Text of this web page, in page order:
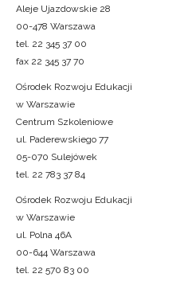
Aleje Ujazdowskie 28
00-478 Warszawa
tel. 22 345 37 00
fax 22 345 37 70
Ośrodek Rozwoju Edukacji
w Warszawie
Centrum Szkoleniowe
ul. Paderewskiego 77
05-070 Sulejówek
tel. 22 783 37 84
Ośrodek Rozwoju Edukacji
w Warszawie
ul. Polna 46A
00-644 Warszawa
tel. 22 570 83 00